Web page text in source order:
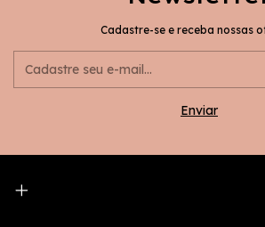
Cadastre-se e receba nossas